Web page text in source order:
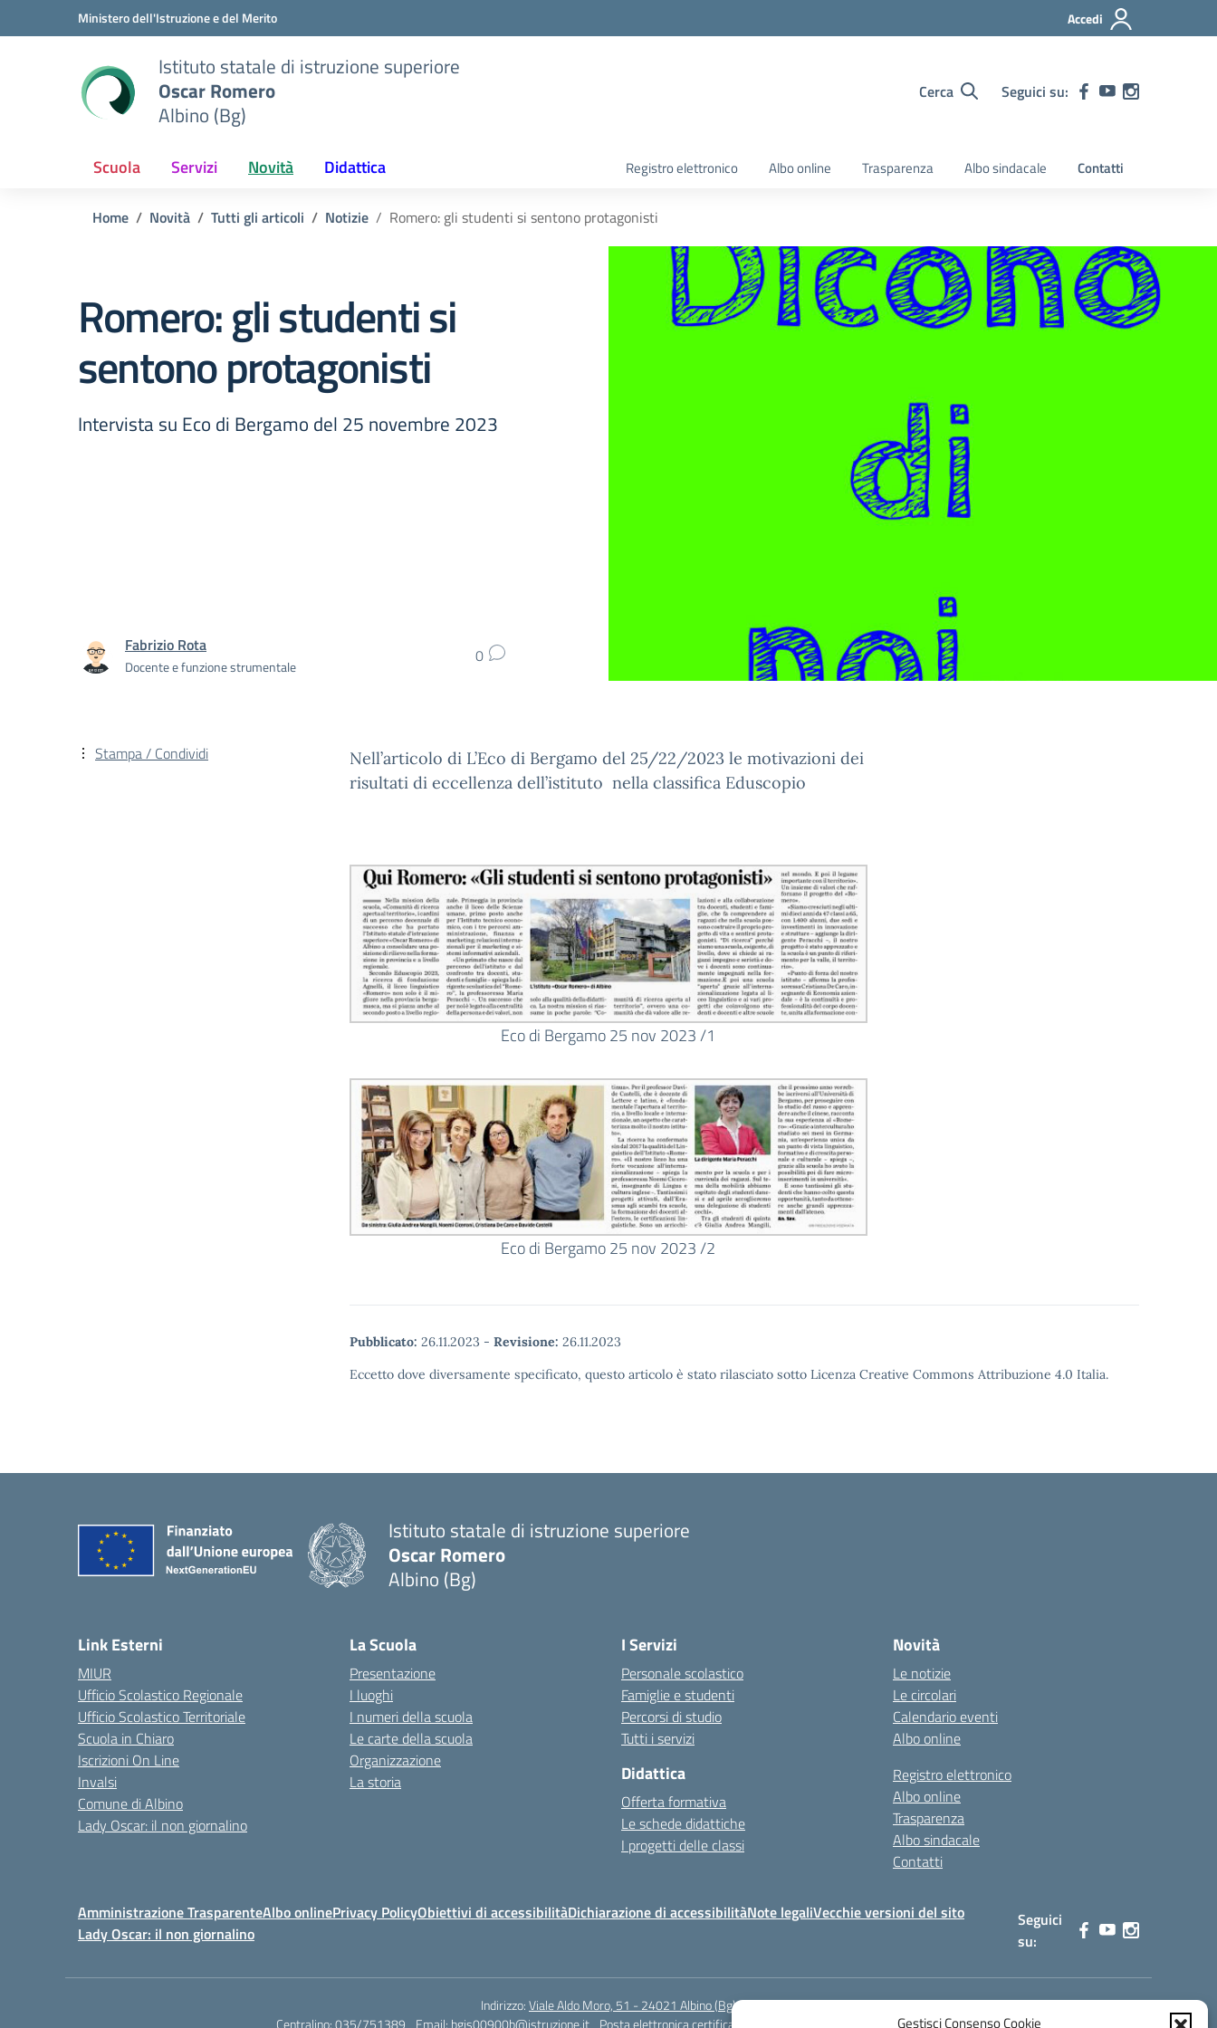
Gestisci Consenso Cookie
Vai ai contenuti
Vai al menu di navigazioneMinistero dell'Istruzione e del Merito Accedi
Istituto statale di istruzione superiore
Oscar Romero
Albino (Bg)
Cerca Seguici su:
Scuola Servizi Novità Didattica Registro elettronico Albo online Trasparenza Albo sindacale Contatti
Home Novità Tutti gli articoli Notizie Romero: gli studenti si sentono protagonisti
Romero: gli studenti si
sentono protagonisti
Intervista su Eco di Bergamo del 25 novembre 2023
Fabrizio Rota
Docente e funzione strumentale 0
Nell’articolo di L’Eco di Bergamo del 25/22/2023 le motivazioni dei
risultati di eccellenza dell’istituto nella classifica Eduscopio
Eco di Bergamo 25 nov 2023 /1
Eco di Bergamo 25 nov 2023 /2
Pubblicato: 26.11.2023 - Revisione: 26.11.2023
Eccetto dove diversamente specificato, questo articolo è stato rilasciato sotto Licenza Creative Commons Attribuzione 4.0 Italia.
Stampa / Condividi
Istituto statale di istruzione superiore
Oscar Romero
Albino (Bg)
Link Esterni
MIUR
Ufficio Scolastico Regionale
Ufficio Scolastico Territoriale
Scuola in Chiaro
Iscrizioni On Line
Invalsi
Comune di Albino
Lady Oscar: il non giornalino
La Scuola
Presentazione
I luoghi
I numeri della scuola
Le carte della scuola
Organizzazione
La storia
I Servizi
Personale scolastico
Famiglie e studenti
Percorsi di studio
Tutti i servizi
Didattica
Offerta formativa
Le schede didattiche
I progetti delle classi
Novità
Le notizie
Le circolari
Calendario eventi
Albo online
Registro elettronico
Albo online
Trasparenza
Albo sindacale
Contatti
Amministrazione TrasparenteAlbo onlinePrivacy PolicyObiettivi di accessibilitàDichiarazione di accessibilitàNote legaliVecchie versioni del sito
Lady Oscar: il non giornalino
Seguici
su:
Indirizzo:Viale Aldo Moro, 51 - 24021 Albino (Bg)
Centralino:035/751389 Email: bgis00900b@istruzione.it Posta elettronica certificata (PEC): bgis00900b@pec.istruzione.it